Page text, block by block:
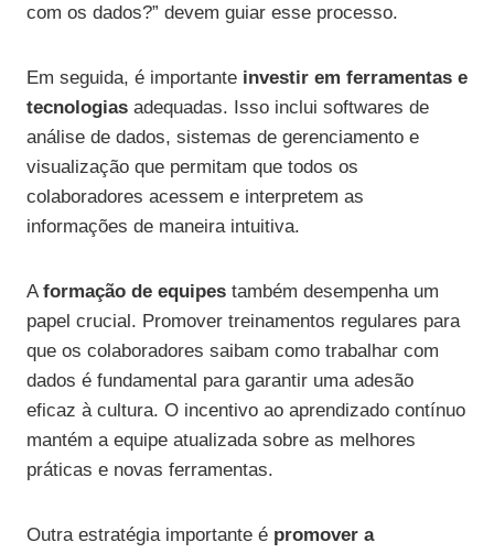
com os dados?” devem guiar esse processo.
Em seguida, é importante investir em ferramentas e
tecnologias adequadas. Isso inclui softwares de
análise de dados, sistemas de gerenciamento e
visualização que permitam que todos os
colaboradores acessem e interpretem as
informações de maneira intuitiva.
Aformação de equipes também desempenha um
papel crucial. Promover treinamentos regulares para
que os colaboradores saibam como trabalhar com
dados é fundamental para garantir uma adesão
eficaz à cultura. O incentivo ao aprendizado contínuo
mantém a equipe atualizada sobre as melhores
práticas e novas ferramentas.
Outra estratégia importante é promover a